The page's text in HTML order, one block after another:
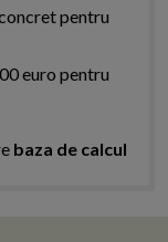
pentru
euro pentru
baza de calcul